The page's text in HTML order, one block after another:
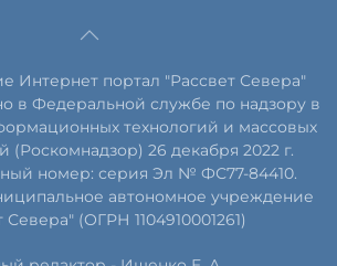
Интернет портал "Рассвет Севера"
в Федеральной службе по надзору в
технологий и массовых
(Роскомнадзор) 26 декабря 2022 г.
номер: серия Эл № ФС77-84410.
автономное учреждение
Севера" (ОГРН 1104910001261)